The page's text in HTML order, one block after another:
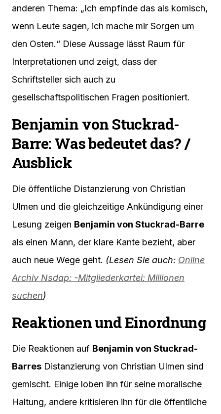
anderen Thema: „Ich empfinde das als komisch,
wenn Leute sagen, ich mache mir Sorgen um
den Osten.“ Diese Aussage lässt Raum für
Interpretationen und zeigt, dass der
Schriftsteller sich auch zu
gesellschaftspolitischen Fragen positioniert.
Benjamin von Stuckrad-
Barre: Was bedeutet das? /
Ausblick
Die öffentliche Distanzierung von Christian
Ulmen und die gleichzeitige Ankündigung einer
Lesung zeigen Benjamin von Stuckrad-Barre
als einen Mann, der klare Kante bezieht, aber
auch neue Wege geht. (Lesen Sie auch: Online
Archiv Nsdap: -Mitgliederkartei: Millionen
suchen)
Reaktionen und Einordnung
Die Reaktionen auf Benjamin von Stuckrad-
Barres Distanzierung von Christian Ulmen sind
gemischt. Einige loben ihn für seine moralische
Haltung, andere kritisieren ihn für die öffentliche